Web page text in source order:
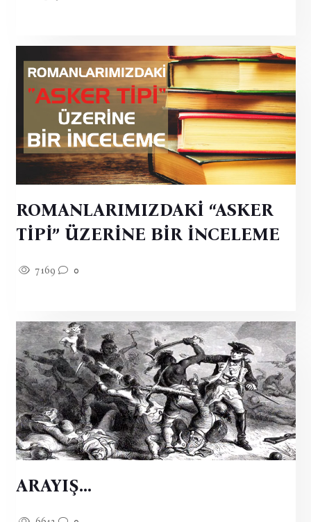
ROMANLARIMIZDAKİ “ASKER
TİPİ” ÜZERİNE BİR İNCELEME
7169 0
ARAYIŞ...